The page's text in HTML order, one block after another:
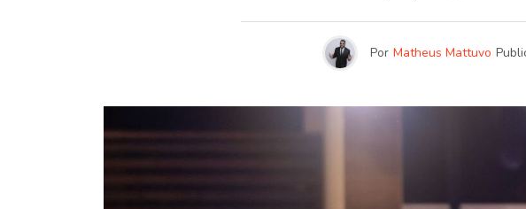
Por Matheus Mattuvo